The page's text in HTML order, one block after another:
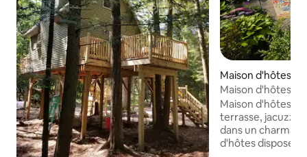
Maison d'hôtes ⋅
e
Maison d'hôtes
jacuzzi et piscine
Maison d'hôtes
terrasse, jacuzzi
dans un charmant
d'hôtes dispose